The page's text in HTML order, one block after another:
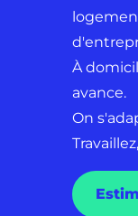
À
avance.
On